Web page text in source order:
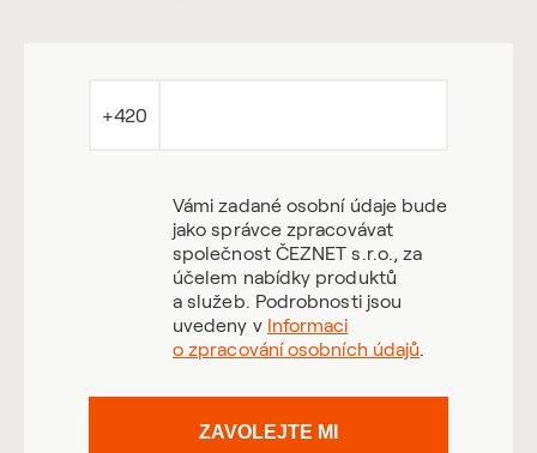
+420
Vámi zadané osobní údaje bude
jako správce zpracovávat
společnost ČEZNET s.r.o., za
účelem nabídky produktů
a služeb. Podrobnosti jsou
uvedeny v Informaci
o zpracování osobních údajů.
ZAVOLEJTE MI